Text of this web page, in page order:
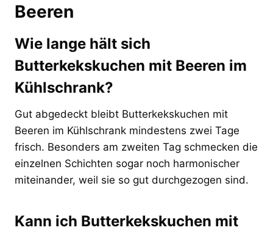
Beeren
Wie lange hält sich
Butterkekskuchen mit Beeren im
Kühlschrank?
Gut abgedeckt bleibt Butterkekskuchen mit
Beeren im Kühlschrank mindestens zwei Tage
frisch. Besonders am zweiten Tag schmecken die
einzelnen Schichten sogar noch harmonischer
miteinander, weil sie so gut durchgezogen sind.
Kann ich Butterkekskuchen mit